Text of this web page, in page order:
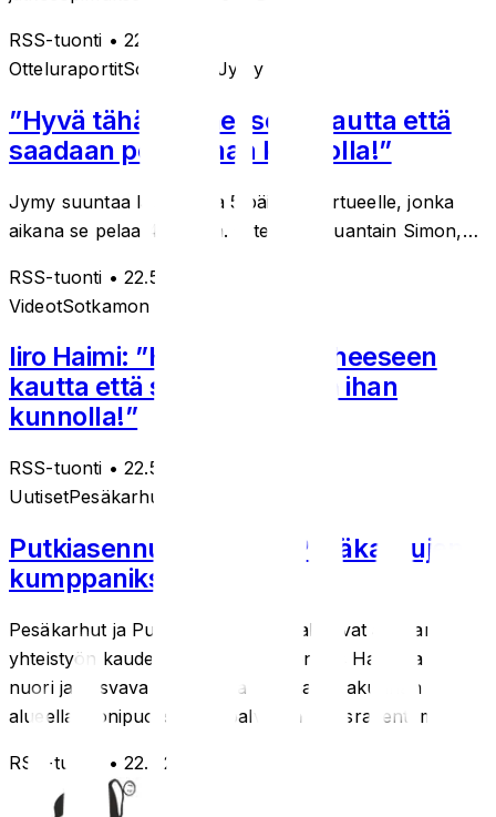
RSS-tuonti • 22.5.2026
OtteluraportitSotkamon Jymy
”Hyvä tähän vaiheeseen kautta että
saadaan pelata ihan kunnolla!”
Jymy suuntaa lauantaina 5 päivän kiertueelle, jonka
aikana se pelaa 4 ottelua. Otteluista lauantain Simon,…
RSS-tuonti • 22.5.2026
VideotSotkamon Jymy
Iiro Haimi: ”Hyvä tähän vaiheeseen
kautta että saadaan pelata ihan
kunnolla!”
RSS-tuonti • 22.5.2026
UutisetPesäkarhut
Putkiasennus Haapala Pesäkarhujen
kumppaniksi!
Pesäkarhut ja Putkiasennus Haapala ovat aloittaneet
yhteistyön kaudella 2026. Putkiasennus Haapala on
nuori ja kasvava yritys, joka tarjoaa Satakunnan
alueella monipuolisia LVI-palveluja uudisrakentam...
RSS-tuonti • 22.5.2026